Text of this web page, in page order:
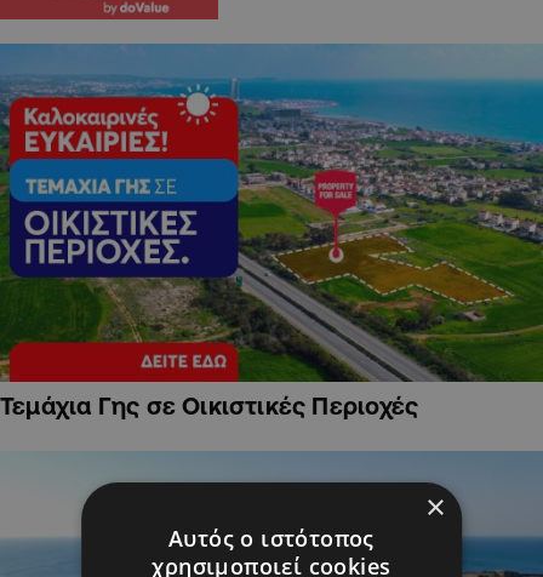
Τεμάχια Γης σε Οικιστικές Περιοχές
×
Αυτός ο ιστότοπος
χρησιμοποιεί cookies